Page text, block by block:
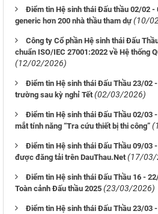
Điểm tin Hệ sinh thái Đấu thầu 02/02 -
generic hơn 200 nhà thầu tham dự (10/
Công ty Cổ phần Hệ sinh thái Đấu
chuẩn ISO/IEC 27001:2022 về Hệ thống
(12/02/2026)
Điểm tin Hệ sinh thái Đấu Thầu 23/02
trường sau kỳ nghỉ Tết (02/03/2026)
Điểm tin Hệ sinh thái Đấu Thầu 02/03
mắt tính năng “Tra cứu thiết bị thi công”
Điểm tin Hệ sinh thái Đấu Thầu 09/03
được đăng tải trên DauThau.Net (17/03/
Điểm tin Hệ sinh thái Đấu Thầu 16 -
Toàn cảnh Đấu thầu 2025 (23/03/2026)
Điểm tin Hệ sinh thái Đấu Thầu 23/03